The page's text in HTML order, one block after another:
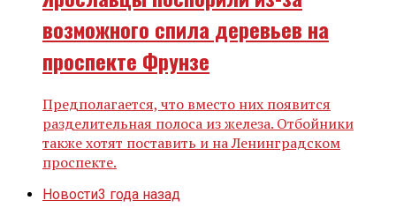
возможного спила деревьев на
проспекте Фрунзе
Предполагается, что вместо них появится
разделительная полоса из железа. Отбойники
также хотят поставить и на Ленинградском
проспекте.
Новости3 года назад